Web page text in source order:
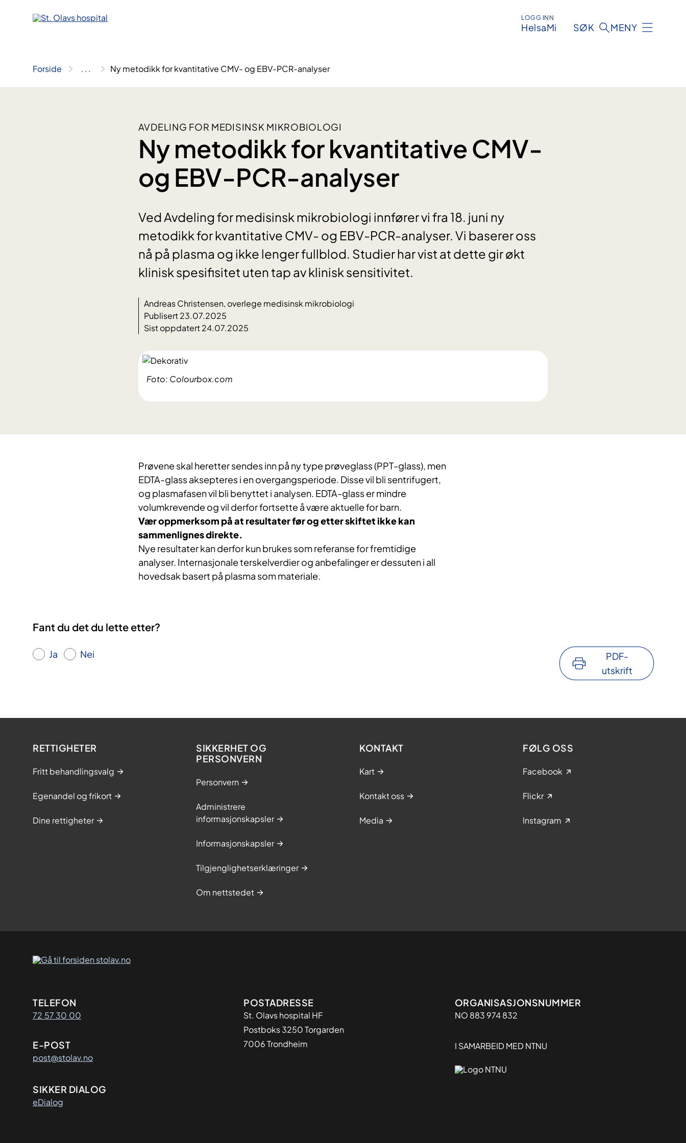
LOGG INN
HelsaMi SØK MENY
Forside .. . Ny metodikk for kvantitative CMV- og EBV-PCR-analyser
AVDELING FOR MEDISINSK MIKROBIOLOGI
Ny metodikk for kvantitative CMV-
og EBV-PCR-analyser
Ved Avdeling for medisinsk mikrobiologi innfører vi fra 18. juni ny
metodikk for kvantitative CMV- og EBV-PCR-analyser. Vi baserer oss
nå på plasma og ikke lenger fullblod. Studier har vist at dette gir økt
klinisk spesifisitet uten tap av klinisk sensitivitet.
Andreas Christensen, overlege medisinsk mikrobiologi
Publisert 23.07.2025
Sist oppdatert 24.07.2025
Foto: Colourbox.com
Prøvene skal heretter sendes inn på ny type prøveglass (PPT-glass), men
EDTA-glass aksepteres i en overgangsperiode. Disse vil bli sentrifugert,
og plasmafasen vil bli benyttet i analysen. EDTA-glass er mindre
volumkrevende og vil derfor fortsette å være aktuelle for barn.
Vær oppmerksom på at resultater før og etter skiftet ikke kan
sammenlignes direkte.
Nye resultater kan derfor kun brukes som referanse for fremtidige
analyser. Internasjonale terskelverdier og anbefalinger er dessuten i all
hovedsak basert på plasma som materiale.
Fant du det du lette etter?
Ja Nei
PDF-
utskrift
RETTIGHETER
Fritt behandlingsvalg
Egenandel og frikort
Dine rettigheter
SIKKERHET OG
PERSONVERN
Personvern
Administrere
informasjonskapsler
Informasjonskapsler
Tilgjenglighetserklæringer
Om nettstedet
KONTAKT
Kart
Kontakt oss
Media
FØLG OSS
Facebook
Flickr
Instagram
Kontaktinformasjon
TELEFON
72 57 30 00
E-POST
post@stolav.no
SIKKER DIALOG
eDialog
Adresse
POSTADRESSE
St. Olavs hospital HF
Postboks 3250 Torgarden
7006 Trondheim
Organisasjon
ORGANISASJONSNUMMER
NO 883 974 832
I SAMARBEID MED NTNU